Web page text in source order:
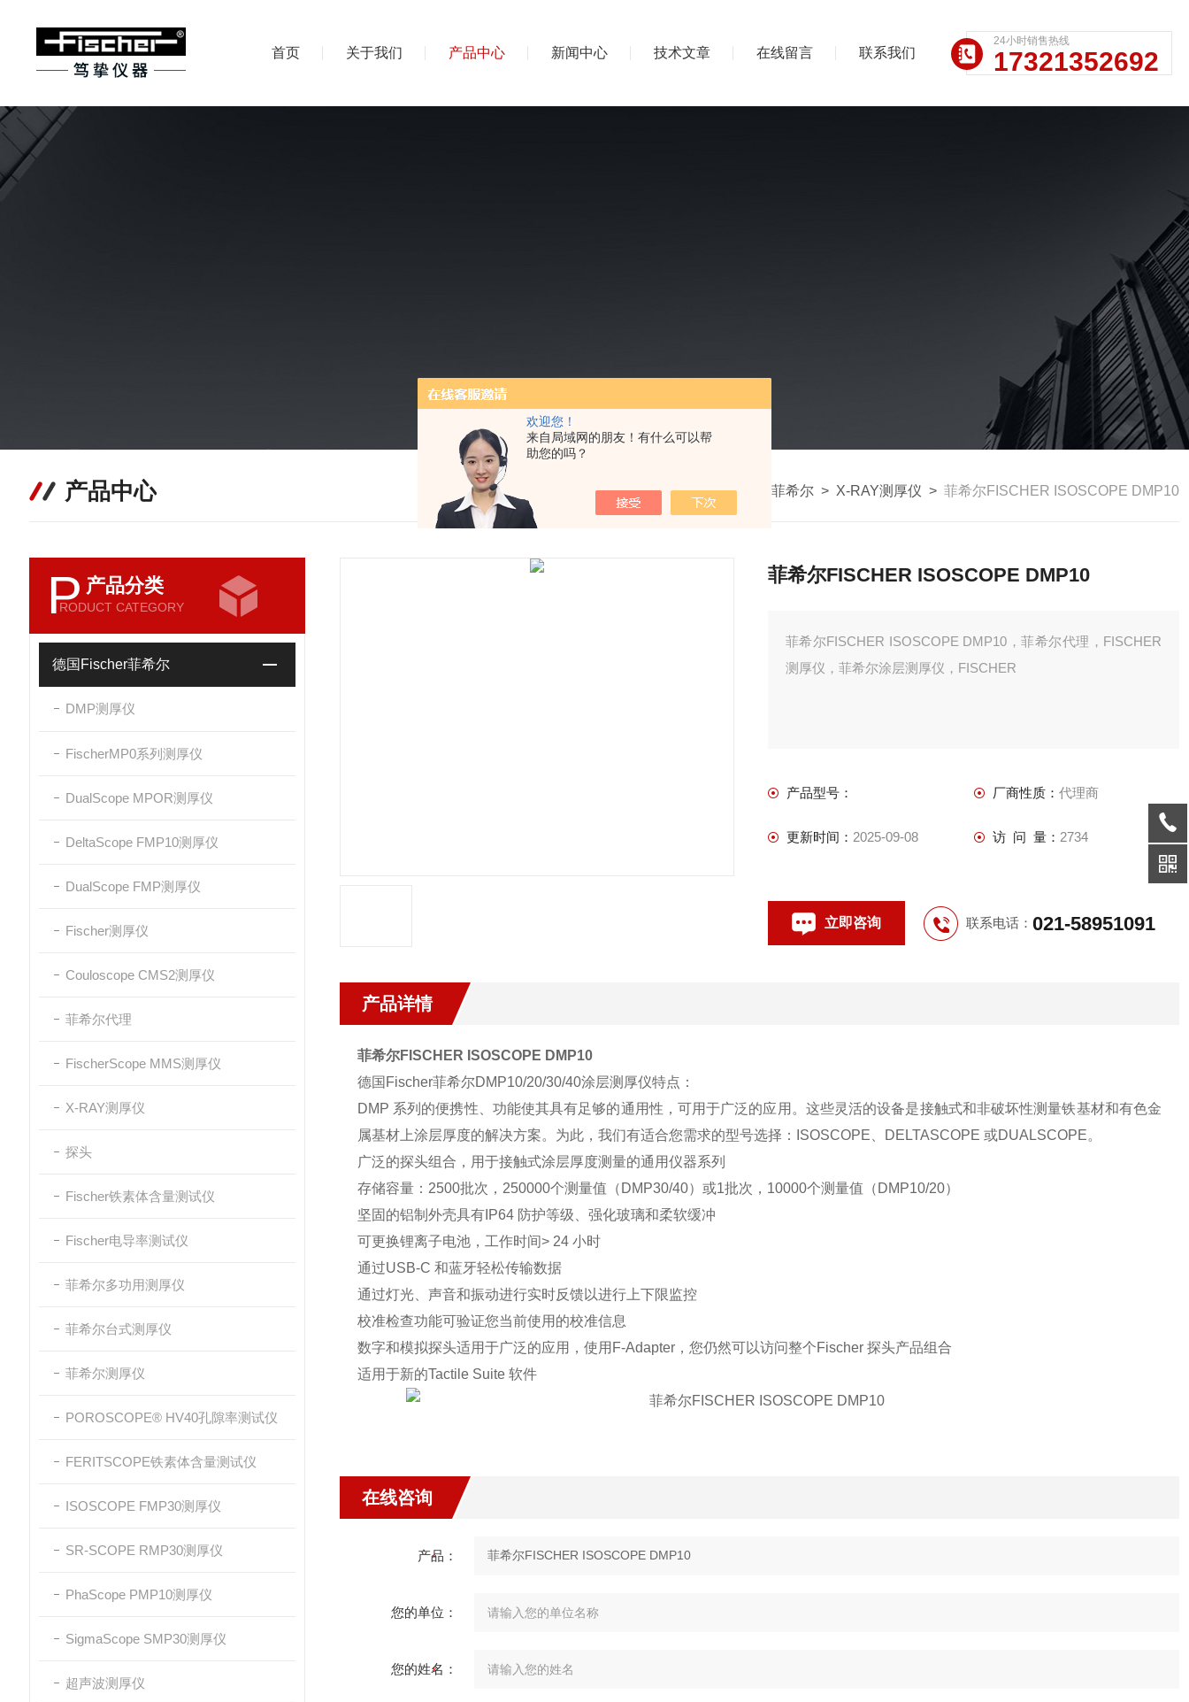
欢迎您！
来自局域网的朋友！有什么可以帮
助您的吗？
首页 关于我们 产品中心 新闻中心 技术文章 在线留言 联系我们
24小时销售热线
17321352692
产品中心 我的位置： >产品中心>德国Fischer菲希尔 > X-RAY测厚仪 > 菲希尔FISCHER ISOSCOPE DMP10
P 产品分类
RODUCT CATEGORY
德国Fischer菲希尔
DMP测厚仪
FischerMP0系列测厚仪
DualScope MPOR测厚仪
DeltaScope FMP10测厚仪
DualScope FMP测厚仪
Fischer测厚仪
Couloscope CMS2测厚仪
菲希尔代理
FischerScope MMS测厚仪
X-RAY测厚仪
探头
Fischer铁素体含量测试仪
Fischer电导率测试仪
菲希尔多功用测厚仪
菲希尔台式测厚仪
菲希尔测厚仪
POROSCOPE® HV40孔隙率测试仪
FERITSCOPE铁素体含量测试仪
ISOSCOPE FMP30测厚仪
SR-SCOPE RMP30测厚仪
PhaScope PMP10测厚仪
SigmaScope SMP30测厚仪
超声波测厚仪
菲希尔FISCHER ISOSCOPE DMP10
菲希尔FISCHER ISOSCOPE DMP10，菲希尔代理，FISCHER
测厚仪，菲希尔涂层测厚仪，FISCHER
产品型号： 厂商性质： 代理商
更新时间： 2025-09-08 访 问 量： 2734
立即咨询 联系电话： 021-58951091
产品详情
菲希尔FISCHER ISOSCOPE DMP10
德国Fischer菲希尔DMP10/20/30/40涂层测厚仪特点：
DMP 系列的便携性、功能使其具有足够的通用性，可用于广泛的应用。这些灵活的设备是接触式和非破坏性测量铁基材和有色金
属基材上涂层厚度的解决方案。为此，我们有适合您需求的型号选择：ISOSCOPE、DELTASCOPE 或DUALSCOPE。
广泛的探头组合，用于接触式涂层厚度测量的通用仪器系列
存储容量：2500批次，250000个测量值（DMP30/40）或1批次，10000个测量值（DMP10/20）
坚固的铝制外壳具有IP64 防护等级、强化玻璃和柔软缓冲
可更换锂离子电池，工作时间> 24 小时
通过USB-C 和蓝牙轻松传输数据
通过灯光、声音和振动进行实时反馈以进行上下限监控
校准检查功能可验证您当前使用的校准信息
数字和模拟探头适用于广泛的应用，使用F-Adapter，您仍然可以访问整个Fischer 探头产品组合
适用于新的Tactile Suite 软件
在线咨询
产品：
您的单位：
您的姓名：